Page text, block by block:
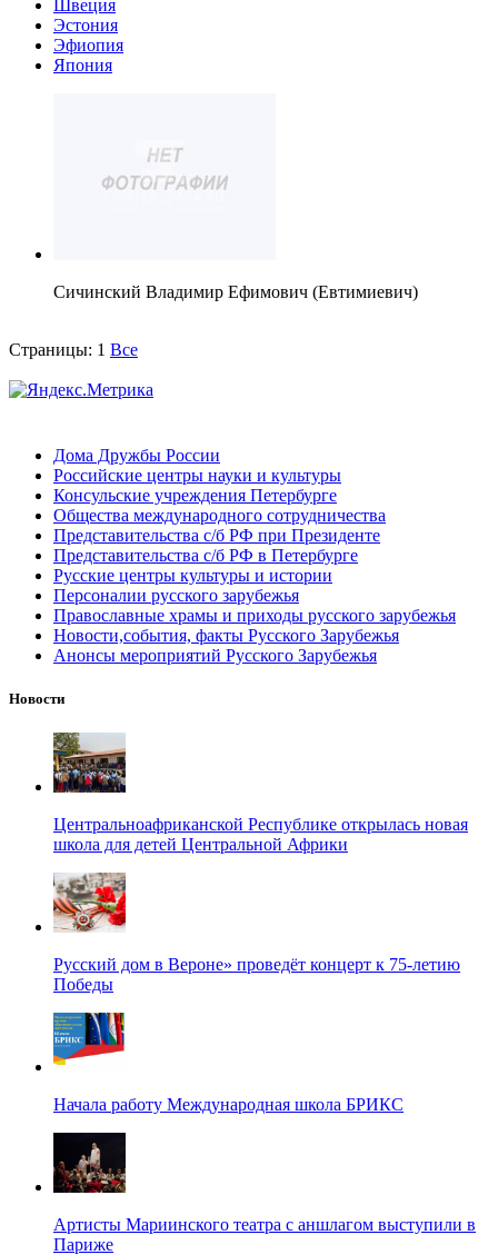
Швеция
Эстония
Эфиопия
Япония
Сичинский Владимир Ефимович (Евтимиевич)
Страницы: 1 Все
Дома Дружбы России
Российские центры науки и культуры
Консульские учреждения Петербурге
Общества международного сотрудничества
Представительства с/б РФ при Президенте
Представительства с/б РФ в Петербурге
Русские центры культуры и истории
Персоналии русского зарубежья
Православные храмы и приходы русского зарубежья
Новости,события, факты Русского Зарубежья
Анонсы мероприятий Русского Зарубежья
Новости
Центральноафриканской Республике открылась новая
школа для детей Центральной Африки
Русский дом в Вероне» проведёт концерт к 75-летию
Победы
Начала работу Международная школа БРИКС
Артисты Мариинского театра с аншлагом выступили в
Париже